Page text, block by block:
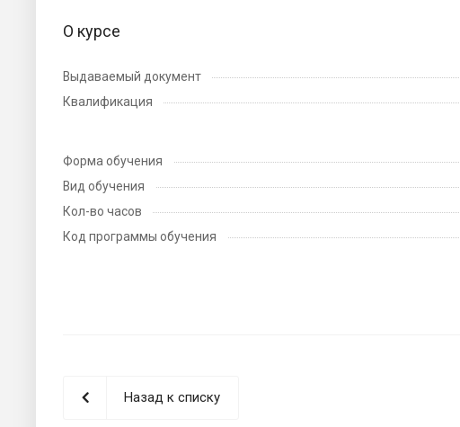
О курсе
Выдаваемый документ
Квалификация
Форма обучения
Вид обучения
Кол-во часов
Код программы обучения
Назад к списку